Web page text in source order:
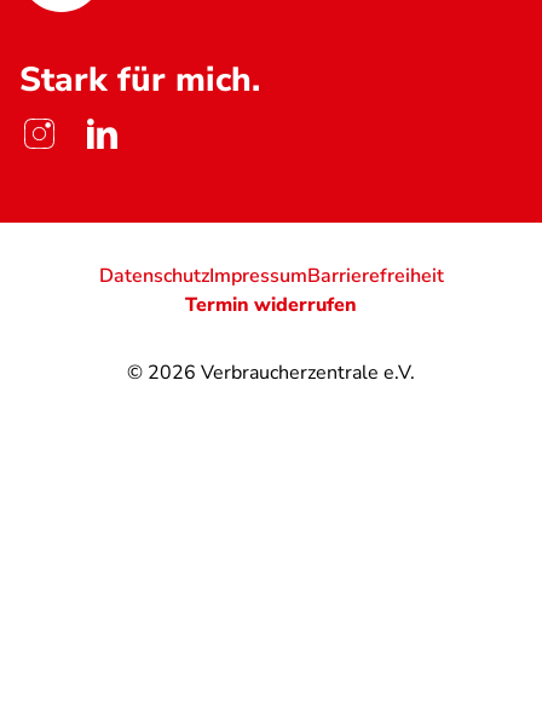
Stark für mich.
© 2026 Verbraucherzentrale e.V.
DatenschutzImpressumBarrierefreiheit
Termin widerrufen